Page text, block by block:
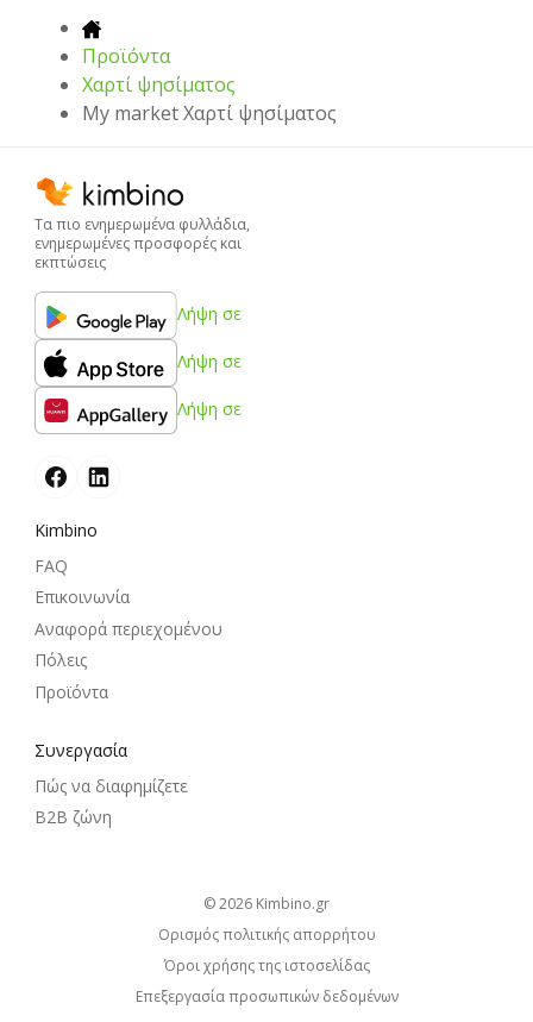
Προϊόντα
Χαρτί ψησίματος
My market Χαρτί ψησίματος
Τα πιο ενημερωμένα φυλλάδια,
ενημερωμένες προσφορές και
εκπτώσεις
Λήψη σε
Λήψη σε
Λήψη σε
Kimbino
FAQ
Επικοινωνία
Αναφορά περιεχομένου
Πόλεις
Προϊόντα
Συνεργασία
Πώς να διαφημίζετε
B2B ζώνη
© 2026
kimbino.gr
Ορισμός πολιτικής απορρήτου
Όροι χρήσης της ιστοσελίδας
Επεξεργασία προσωπικών δεδομένων